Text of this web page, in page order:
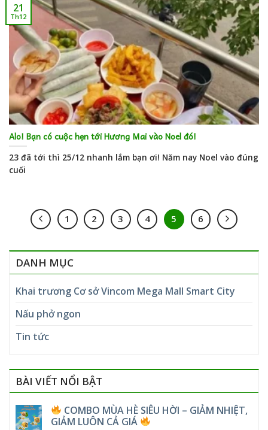
Alo! Bạn có cuộc hẹn tới Hương Mai vào Noel đó!
23 đã tới thì 25/12 nhanh lắm bạn ơi! Năm nay Noel vào đúng
cuối
21
Th12
1 2 3 4 5 6
DANH MỤC
Khai trương Cơ sở Vincom Mega Mall Smart City
Nấu phở ngon
Tin tức
BÀI VIẾT NỔI BẬT
COMBO MÙA HÈ SIÊU HỜI – GIẢM NHIỆT,
GIẢM LUÔN CẢ GIÁ